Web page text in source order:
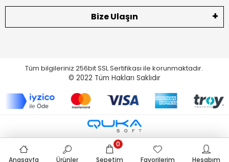
Bize Ulaşın
Tüm bilgileriniz 256bit SSL Sertifikası ile korunmaktadır.
© 2022 Tüm Hakları Saklıdır
Anasayfa Ürünler Sepetim
0
Favorilerim
Hesabım